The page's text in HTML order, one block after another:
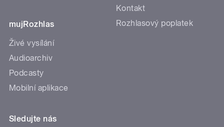
mujRozhlas
Živé vysílání
Audioarchiv
Podcasty
Mobilní aplikace
Kontakt
Rozhlasový poplatek
Sledujte nás